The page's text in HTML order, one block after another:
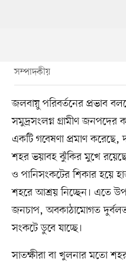
সম্পাদকীয়
জলবায়ু পরিবর্তনের প্রভাব
সমুদ্রসংলগ্ন গ্রামীণ জনপদের
একটি গবেষণা প্রমাণ করেছে,
শহর ভয়াবহ ঝুঁকির মুখে
ও পানিসংকটের শিকার হয়ে
শহরে আশ্রয় নিচ্ছেন। এতে
জনচাপ, অবকাঠামোগত
সংকটে ডুবে যাচ্ছে।
সাতক্ষীরা বা খুলনার মতো